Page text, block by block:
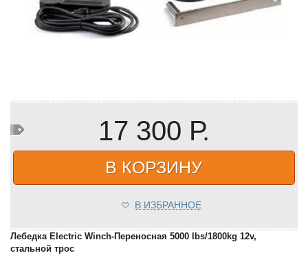
17 300 Р.
В КОРЗИНУ
В ИЗБРАННОЕ
Лебедка Electric Winch-Переносная 5000 lbs/1800kg 12v,
стальной трос